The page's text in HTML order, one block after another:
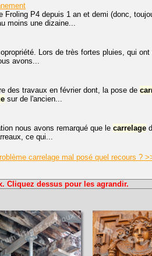
Froling P4 depuis 1 an et demi (donc,
moins une dizaine...
Lors de très fortes pluies, qui
avons...
des travaux en février dont, la pose de
sur de l'ancien...
nous avons remarqué que le carrelage
ce qui...
carrelage mal posé quel recours ?
Cliquez dessus pour les agrandir.